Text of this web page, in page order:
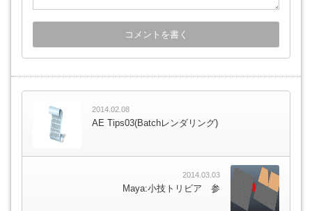
2014.02.08
AE Tips03(Batchレンダリング)
2014.03.03
Maya:小技トリビア 参